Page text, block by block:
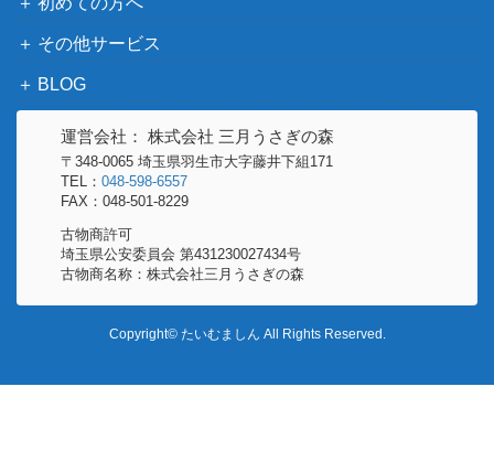
その他サービス
BLOG
運営会社： 株式会社 三月うさぎの森
〒348-0065 埼玉県羽生市大字藤井下組171
TEL： 048-598-6557
FAX：048-501-8229
古物商許可
埼玉県公安委員会 第431230027434号
古物商名称：株式会社三月うさぎの森
Copyright© たいむましん All Rights Reserved.